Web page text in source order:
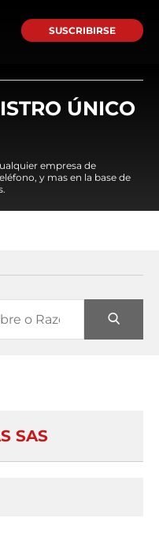
SUSCRIBIRSE
ÚNICO
empresa de
y mas en la base de
SAS